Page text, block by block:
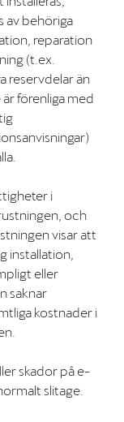
av behöriga
reparation
(t.ex.
reservdelar än
förenliga med
i
och
visar att
installation,
eller
saknar
kostnader i
skador på e-
slitage.